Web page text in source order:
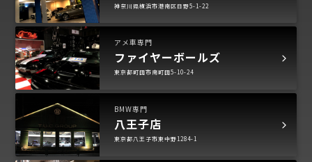
神奈川県横浜市港南区日野5-1-22
アメ車専門
ファイヤーボールズ
東京都町田市南町田5-10-24
BMW専門
八王子店
東京都八王子市東中野1284-1